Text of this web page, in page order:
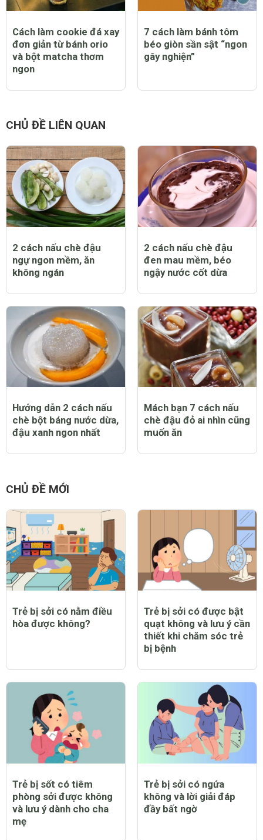
Cách làm cookie đá xay
đơn giản từ bánh orio
và bột matcha thơm
ngon
gây nghiện”
CHỦ ĐỀ LIÊN QUAN
2 cách nấu chè đậu
ngự ngon mềm, ăn
không ngán
2 cách nấu chè đậu
đen mau mềm, béo
ngậy nước cốt dừa
Hướng dẫn 2 cách nấu
chè bột báng nước dừa,
đậu xanh ngon nhất
chè đậu đỏ ai nhìn cũng
CHỦ ĐỀ MỚI
Trẻ bị sởi có nằm điều
hòa được không?
Trẻ bị sởi có được bật
quạt không và lưu ý cần
thiết khi chăm sóc trẻ
bị bệnh